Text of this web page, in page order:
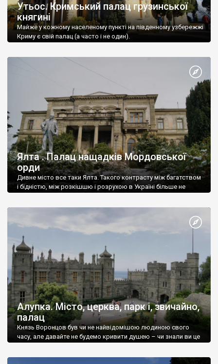
Утьос. Кримський палац грузинської
княгині
Майже у кожному населеному пункті на південному узбережжі
Криму є свій палац (а часто і не один).
Ялта . Палац нащадків Мордовської
орди
Дивне місто все таки Ялта. Такого контрасту між багатством
і бідністю, між розкішшю і розрухою в Україні більше не
Алупка. Місто, церква, парк і, звичайно,
палац
Князь Воронцов був чи не найвідомішою людиною свого
часу, але давайте не будемо кривити душею – чи знали ви це